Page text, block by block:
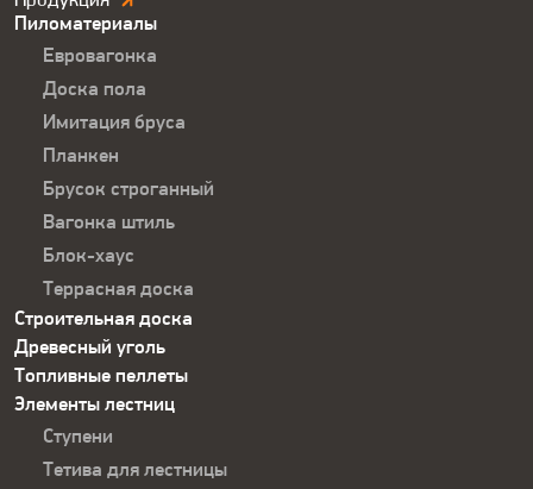
Футер
Пиломатериалы
Евровагонка
Доска пола
Имитация бруса
Планкен
Брусок строганный
Вагонка штиль
Блок-хаус
Террасная доска
Строительная доска
Древесный уголь
Топливные пеллеты
Элементы лестниц
Ступени
Тетива для лестницы